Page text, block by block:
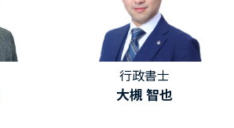
行政書士
大槻 智也